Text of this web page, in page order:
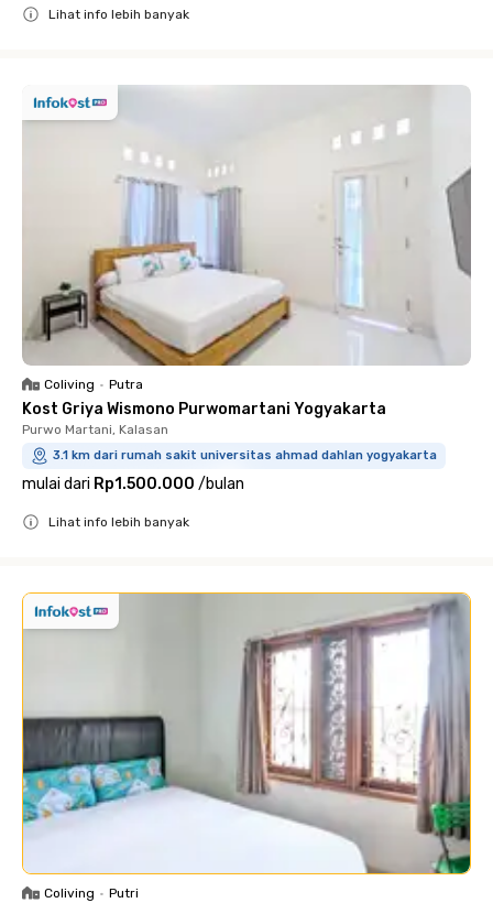
Lihat info lebih banyak
Coliving • Putra
Kost Griya Wismono Purwomartani Yogyakarta
Purwo Martani, Kalasan
3.1 km dari rumah sakit universitas ahmad dahlan yogyakarta
mulai dari Rp1.500.000 /bulan
Lihat info lebih banyak
Coliving • Putri